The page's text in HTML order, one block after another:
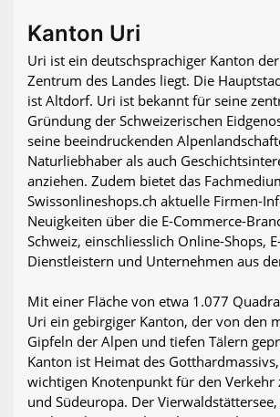
Kanton Uri
Uri ist ein deutschsprachiger Kanton
Zentrum des Landes liegt. Die
ist Altdorf. Uri ist bekannt für seine
Gründung der Schweizerischen
seine beeindruckenden
Naturliebhaber als auch
anziehen. Zudem bietet das
Swissonlineshops.ch aktuelle Firmen-
Neuigkeiten über die E-Commerce-
Schweiz, einschliesslich Online-Shops,
Dienstleistern und Unternehmen aus
Mit einer Fläche von etwa 1.077
Uri ein gebirgiger Kanton, der von den
Gipfeln der Alpen und tiefen Tälern
Kanton ist Heimat des
wichtigen Knotenpunkt für den Verkehr
und Südeuropa. Der